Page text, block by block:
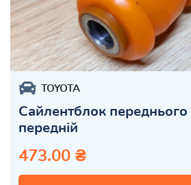
TOYOTA
Сайлентблок
передній
473.00 ₴